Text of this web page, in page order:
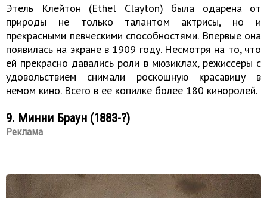
Этель Клейтон (Ethel Clayton) была одарена от
природы не только талантом актрисы, но и
прекрасными певческими способностями. Впервые она
появилась на экране в 1909 году. Несмотря на то, что
ей прекрасно давались роли в мюзиклах, режиссеры с
удовольствием снимали роскошную красавицу в
немом кино. Всего в ее копилке более 180 киноролей.
9. Минни Браун (1883-?)
Реклама